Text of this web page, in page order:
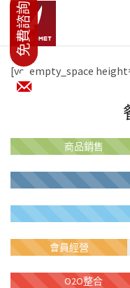
[vc_empty_space
商品銷售
會員經營
O2O整合